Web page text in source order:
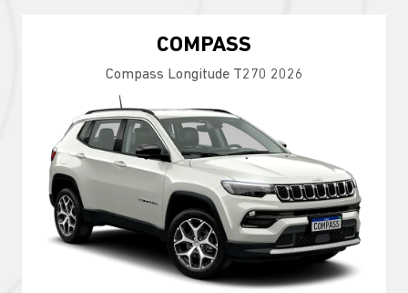
COMPASS
Compass Longitude T270 2026